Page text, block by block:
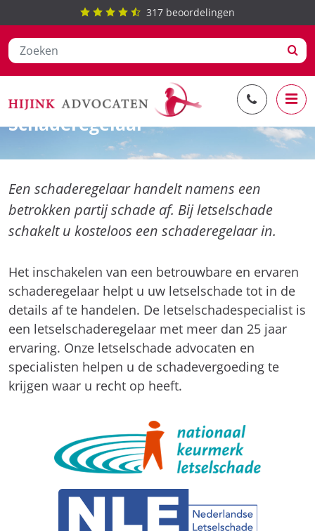
naar
de
317 beoordelingen
Letselschade claimen
Schaderegelaar
Een schaderegelaar handelt namens een
betrokken partij schade af. Bij letselschade
schakelt u kosteloos een schaderegelaar in.
Het inschakelen van een betrouwbare en ervaren
schaderegelaar helpt u uw letselschade tot in de
details af te handelen. De letselschadespecialist is
een letselschaderegelaar met meer dan 25 jaar
ervaring. Onze letselschade advocaten en
specialisten helpen u de schadevergoeding te
krijgen waar u recht op heeft.